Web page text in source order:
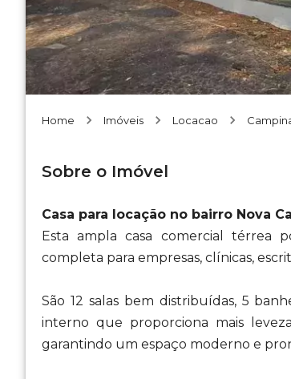
Home Imóveis Locacao
Sobre o Imóvel
Casa para locação no bairro Nova
Esta ampla casa comercial térrea
completa para empresas, clínicas,
São 12 salas bem distribuídas, 5
interno que proporciona mais
garantindo um espaço moderno e